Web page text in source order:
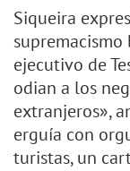
Siqueira
supremacismo
ejecutivo de
odian a los
extranjeros»,
erguía con
turistas, un